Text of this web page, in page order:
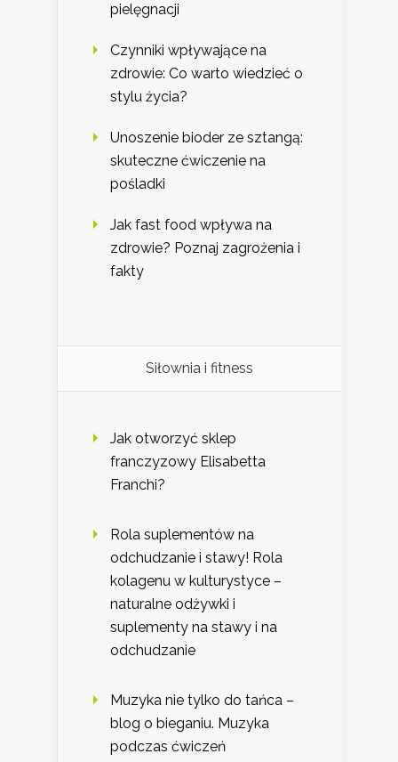
pielęgnacji
Czynniki wpływające na
zdrowie: Co warto wiedzieć o
stylu życia?
Unoszenie bioder ze sztangą:
skuteczne ćwiczenie na
pośladki
Jak fast food wpływa na
zdrowie? Poznaj zagrożenia i
fakty
Siłownia i fitness
Jak otworzyć sklep
franczyzowy Elisabetta
Franchi?
Rola suplementów na
odchudzanie i stawy! Rola
kolagenu w kulturystyce –
naturalne odżywki i
suplementy na stawy i na
odchudzanie
Muzyka nie tylko do tańca –
blog o bieganiu. Muzyka
podczas ćwiczeń